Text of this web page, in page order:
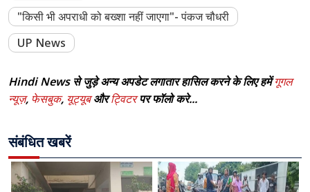
"किसी भी अपराधी को बख्शा नहीं जाएगा"- पंकज चौधरी
UP News
Hindi News से जुड़े अन्य अपडेट लगातार हासिल करने के लिए हमेंगूगल
न्यूज़, फेसबुक, यूट्यूबऔरट्विटरपर फॉलो करे...
संबंधित खबरें